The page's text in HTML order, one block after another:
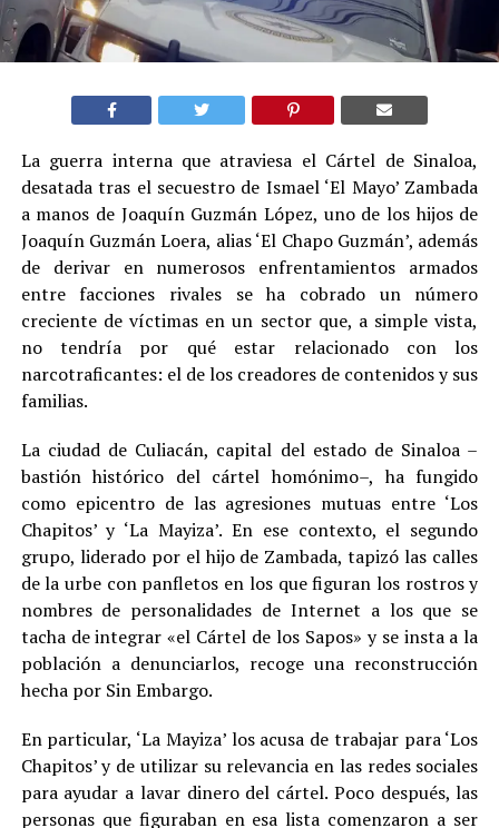
La guerra interna que atraviesa el Cártel de Sinaloa,
desatada tras el secuestro de Ismael ‘El Mayo’ Zambada
a manos de Joaquín Guzmán López, uno de los hijos de
Joaquín Guzmán Loera, alias ‘El Chapo Guzmán’, además
de derivar en numerosos enfrentamientos armados
entre facciones rivales se ha cobrado un número
creciente de víctimas en un sector que, a simple vista,
no tendría por qué estar relacionado con los
narcotraficantes: el de los creadores de contenidos y sus
familias.
La ciudad de Culiacán, capital del estado de Sinaloa –
bastión histórico del cártel homónimo–, ha fungido
como epicentro de las agresiones mutuas entre ‘Los
Chapitos’ y ‘La Mayiza’. En ese contexto, el segundo
grupo, liderado por el hijo de Zambada, tapizó las calles
de la urbe con panfletos en los que figuran los rostros y
nombres de personalidades de Internet a los que se
tacha de integrar «el Cártel de los Sapos» y se insta a la
población a denunciarlos, recoge una reconstrucción
hecha por Sin Embargo.
En particular, ‘La Mayiza’ los acusa de trabajar para ‘Los
Chapitos’ y de utilizar su relevancia en las redes sociales
para ayudar a lavar dinero del cártel. Poco después, las
personas que figuraban en esa lista comenzaron a ser